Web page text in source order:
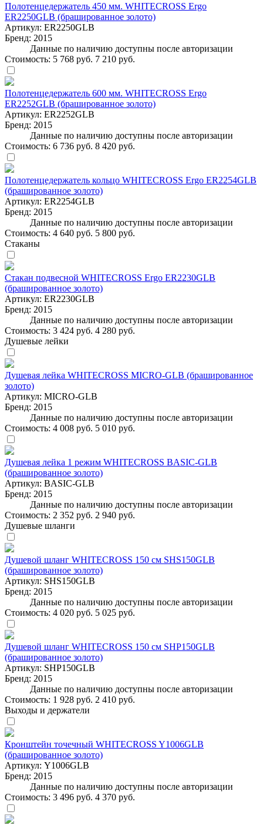
Полотенцедержатель 450 мм. WHITECROSS Ergo
ER2250GLB (брашированное золото)
Артикул: ER2250GLB
Бренд: 2015
Данные по наличию доступны после авторизации
Стоимость: 5 768 руб. 7 210 руб.
Полотенцедержатель 600 мм. WHITECROSS Ergo
ER2252GLB (брашированное золото)
Артикул: ER2252GLB
Бренд: 2015
Данные по наличию доступны после авторизации
Стоимость: 6 736 руб. 8 420 руб.
Полотенцедержатель кольцо WHITECROSS Ergo ER2254GLB
(брашированное золото)
Артикул: ER2254GLB
Бренд: 2015
Данные по наличию доступны после авторизации
Стоимость: 4 640 руб. 5 800 руб.
Стаканы
Стакан подвесной WHITECROSS Ergo ER2230GLB
(брашированное золото)
Артикул: ER2230GLB
Бренд: 2015
Данные по наличию доступны после авторизации
Стоимость: 3 424 руб. 4 280 руб.
Душевые лейки
Душевая лейка WHITECROSS MICRO-GLB (брашированное
золото)
Артикул: MICRO-GLB
Бренд: 2015
Данные по наличию доступны после авторизации
Стоимость: 4 008 руб. 5 010 руб.
Душевая лейка 1 режим WHITECROSS BASIC-GLB
(брашированное золото)
Артикул: BASIC-GLB
Бренд: 2015
Данные по наличию доступны после авторизации
Стоимость: 2 352 руб. 2 940 руб.
Душевые шланги
Душевой шланг WHITECROSS 150 см SHS150GLB
(брашированное золото)
Артикул: SHS150GLB
Бренд: 2015
Данные по наличию доступны после авторизации
Стоимость: 4 020 руб. 5 025 руб.
Душевой шланг WHITECROSS 150 см SHP150GLB
(брашированное золото)
Артикул: SHP150GLB
Бренд: 2015
Данные по наличию доступны после авторизации
Стоимость: 1 928 руб. 2 410 руб.
Выходы и держатели
Кронштейн точечный WHITECROSS Y1006GLB
(брашированное золото)
Артикул: Y1006GLB
Бренд: 2015
Данные по наличию доступны после авторизации
Стоимость: 3 496 руб. 4 370 руб.